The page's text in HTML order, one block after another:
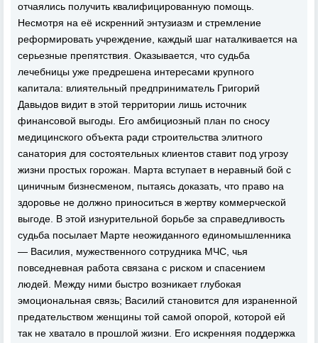
отчаялись получить квалифицированную помощь.
Несмотря на её искренний энтузиазм и стремление
реформировать учреждение, каждый шаг наталкивается на
серьезные препятствия. Оказывается, что судьба
лечебницы уже предрешена интересами крупного
капитала: влиятельный предприниматель Григорий
Давыдов видит в этой территории лишь источник
финансовой выгоды. Его амбициозный план по сносу
медицинского объекта ради строительства элитного
санатория для состоятельных клиентов ставит под угрозу
жизни простых горожан. Марта вступает в неравный бой с
циничным бизнесменом, пытаясь доказать, что право на
здоровье не должно приноситься в жертву коммерческой
выгоде. В этой изнурительной борьбе за справедливость
судьба посылает Марте неожиданного единомышленника
— Василия, мужественного сотрудника МЧС, чья
повседневная работа связана с риском и спасением
людей. Между ними быстро возникает глубокая
эмоциональная связь; Василий становится для израненной
предательством женщины той самой опорой, которой ей
так не хватало в прошлой жизни. Его искренняя поддержка